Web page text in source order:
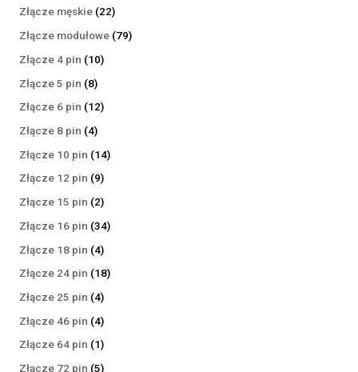
Złącze męskie 2222
produkty
Złącze modułowe 7979
Złącze 4 pin 1010
Złącze 5 pin 88
produktów
Złącze 6 pin 1212
Złącze 8 pin 44
produkty
Złącze 10 pin 1414
Złącze 12 pin 99
produktów
Złącze 15 pin 22
produkty
Złącze 16 pin 3434
Złącze 18 pin 44
produkty
Złącze 24 pin 1818
Złącze 25 pin 44
produkty
Złącze 46 pin 44
produkty
Złącze 64 pin 11
produkt
Złącze 72 pin 55